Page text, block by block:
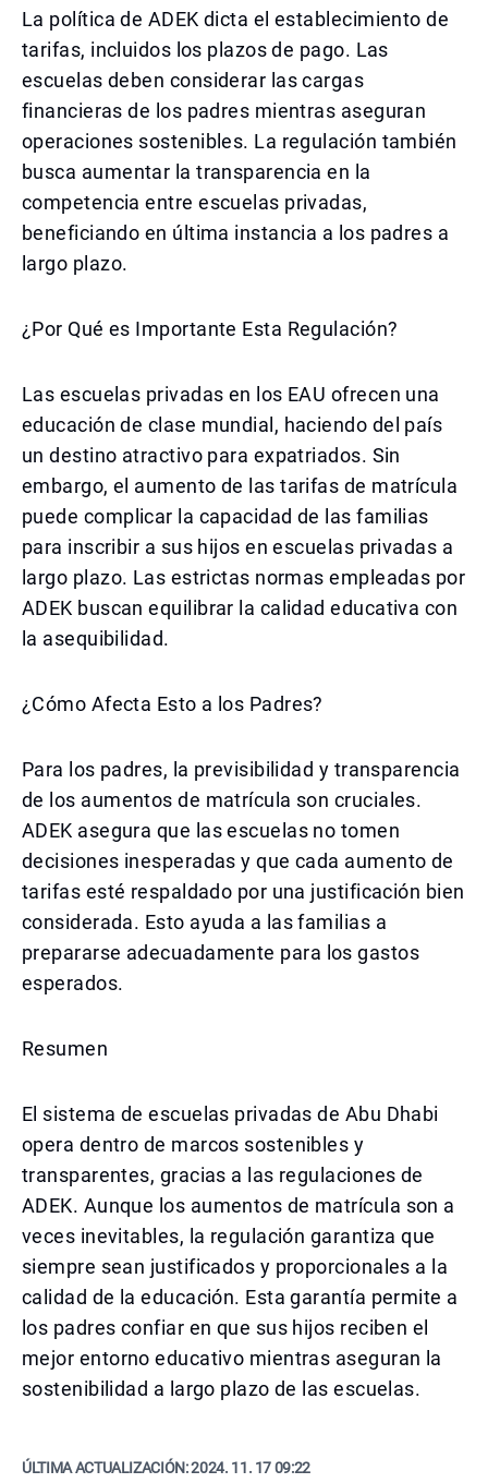
La política de ADEK dicta el establecimiento de
tarifas, incluidos los plazos de pago. Las
escuelas deben considerar las cargas
financieras de los padres mientras aseguran
operaciones sostenibles. La regulación también
busca aumentar la transparencia en la
competencia entre escuelas privadas,
beneficiando en última instancia a los padres a
largo plazo.
¿Por Qué es Importante Esta Regulación?
Las escuelas privadas en los EAU ofrecen una
educación de clase mundial, haciendo del país
un destino atractivo para expatriados. Sin
embargo, el aumento de las tarifas de matrícula
puede complicar la capacidad de las familias
para inscribir a sus hijos en escuelas privadas a
largo plazo. Las estrictas normas empleadas por
ADEK buscan equilibrar la calidad educativa con
la asequibilidad.
¿Cómo Afecta Esto a los Padres?
Para los padres, la previsibilidad y transparencia
de los aumentos de matrícula son cruciales.
ADEK asegura que las escuelas no tomen
decisiones inesperadas y que cada aumento de
tarifas esté respaldado por una justificación bien
considerada. Esto ayuda a las familias a
prepararse adecuadamente para los gastos
esperados.
Resumen
El sistema de escuelas privadas de Abu Dhabi
opera dentro de marcos sostenibles y
transparentes, gracias a las regulaciones de
ADEK. Aunque los aumentos de matrícula son a
veces inevitables, la regulación garantiza que
siempre sean justificados y proporcionales a la
calidad de la educación. Esta garantía permite a
los padres confiar en que sus hijos reciben el
mejor entorno educativo mientras aseguran la
sostenibilidad a largo plazo de las escuelas.
ÚLTIMA ACTUALIZACIÓN:2024. 11. 17 09:22